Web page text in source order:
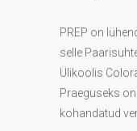
PREP on
selle
Ülikoolis
Praeguseks
kohandatud